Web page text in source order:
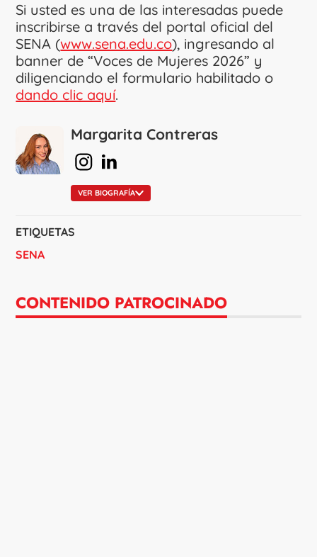
Si usted es una de las interesadas puede
inscribirse a través del portal oficial del
SENA (www.sena.edu.co), ingresando al
banner de “Voces de Mujeres 2026” y
diligenciando el formulario habilitado o
dando clic aquí.
Margarita Contreras
en Instagram
en Linkedin
VER BIOGRAFÍA
ETIQUETAS
SENA
CONTENIDO PATROCINADO